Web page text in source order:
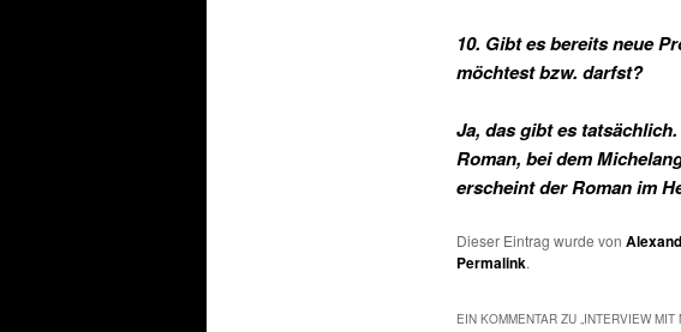
10. Gibt es bereits neue
möchtest bzw. darfst?
Ja, das gibt es
Roman, bei dem
erscheint der Roman im
Dieser Eintrag wurde von
Permalink.
EIN KOMMENTAR ZU „ INTERVIEW MIT